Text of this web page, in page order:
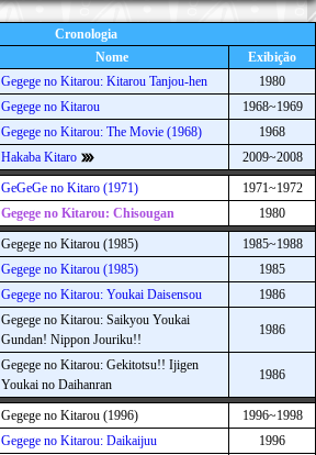
Cronologia
Nome Exibição
Gegege no Kitarou: Kitarou Tanjou-hen
1980
Gegege no Kitarou
1968~1969
Gegege no Kitarou: The Movie (1968)
1968
Hakaba Kitaro 2009~2008
GeGeGe no Kitaro (1971)
1971~1972
Gegege no Kitarou: Chisougan 1980
Gegege no Kitarou (1985)
1985~1988
Gegege no Kitarou (1985)
1985
Gegege no Kitarou: Youkai Daisensou 1986
Gegege no Kitarou: Saikyou Youkai
Gundan! Nippon Jouriku!!
1986
Gegege no Kitarou: Gekitotsu!! Ijigen
Youkai no Daihanran
1986
Gegege no Kitarou (1996)
1996~1998
Gegege no Kitarou: Daikaijuu
1996